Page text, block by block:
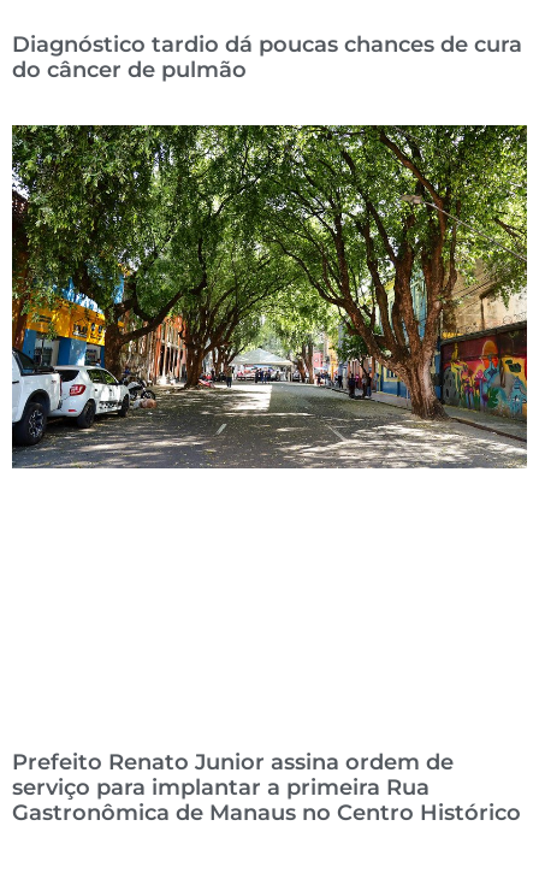
Diagnóstico tardio dá poucas chances de cura
do câncer de pulmão
Prefeito Renato Junior assina ordem de
serviço para implantar a primeira Rua
Gastronômica de Manaus no Centro Histórico